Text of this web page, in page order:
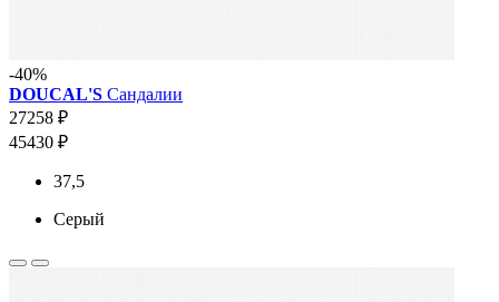
-40%
DOUCAL'S Сандалии
27258 ₽
45430 ₽
37,5
Серый